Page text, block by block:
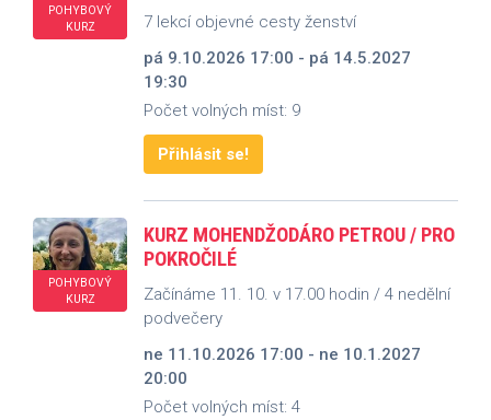
POHYBOVÝ
KURZ
7 lekcí objevné cesty ženství
pá 9.10.2026 17:00 - pá 14.5.2027
19:30
Počet volných míst: 9
Přihlásit se!
POHYBOVÝ
KURZ
KURZ MOHENDŽODÁRO PETROU / PRO
POKROČILÉ
Začínáme 11. 10. v 17.00 hodin / 4 nedělní
podvečery
ne 11.10.2026 17:00 - ne 10.1.2027
20:00
Počet volných míst: 4